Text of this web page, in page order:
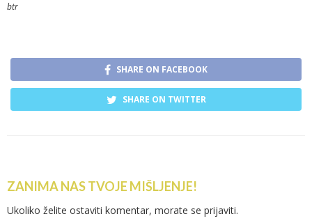
btr
SHARE ON FACEBOOK
SHARE ON TWITTER
ZANIMA NAS TVOJE MIŠLJENJE!
Ukoliko želite ostaviti komentar, morate se prijaviti.